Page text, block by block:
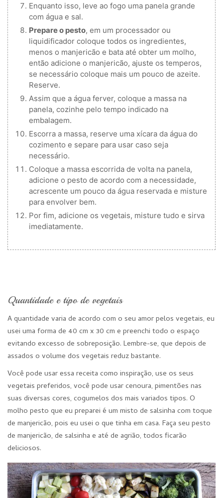
Enquanto isso, leve ao fogo uma panela grande
com água e sal.
Prepare o pesto, em um processador ou
liquidificador coloque todos os ingredientes,
menos o manjericão e bata até obter um molho,
então adicione o manjericão, ajuste os temperos,
se necessário coloque mais um pouco de azeite.
Reserve.
Assim que a água ferver, coloque a massa na
panela, cozinhe pelo tempo indicado na
embalagem.
Escorra a massa, reserve uma xícara da água do
cozimento e separe para usar caso seja
necessário.
Coloque a massa escorrida de volta na panela,
adicione o pesto de acordo com a necessidade,
acrescente um pouco da água reservada e misture
para envolver bem.
Por fim, adicione os vegetais, misture tudo e sirva
imediatamente.
Quantidade e tipo de vegetais
A quantidade varia de acordo com o seu amor pelos vegetais, eu
usei uma forma de 40 cm x 30 cm e preenchi todo o espaço
evitando excesso de sobreposição. Lembre-se, que depois de
assados o volume dos vegetais reduz bastante.
Você pode usar essa receita como inspiração, use os seus
vegetais preferidos, você pode usar cenoura, pimentões nas
suas diversas cores, cogumelos dos mais variados tipos. O
molho pesto que eu preparei é um misto de salsinha com toque
de manjericão, pois eu usei o que tinha em casa. Faça seu pesto
de manjericão, de salsinha e até de agrião, todos ficarão
deliciosos.